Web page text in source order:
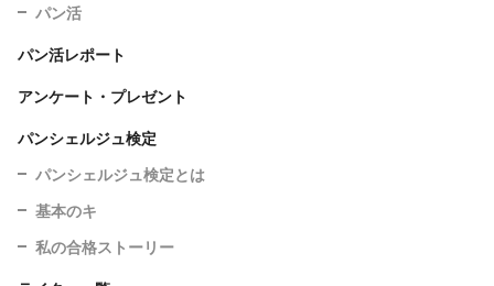
パン活
パン活レポート
アンケート・プレゼント
パンシェルジュ検定
パンシェルジュ検定とは
基本のキ
私の合格ストーリー